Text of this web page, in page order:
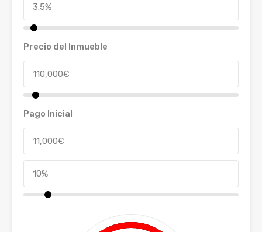
Precio del Inmueble
Pago Inicial